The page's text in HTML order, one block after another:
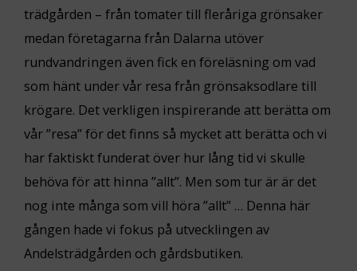
trädgården – från tomater till fleråriga grönsaker
medan företagarna från Dalarna utöver
rundvandringen även fick en föreläsning om vad
som hänt under vår resa från grönsaksodlare till
krögare. Det verkligen inspirerande att berätta om
vår ”resa” för det finns så mycket att berätta och vi
har faktiskt funderat över hur lång tid vi skulle
behöva för att hinna ”allt”. Men som tur är är det
nog inte många som vill höra ”allt” … Denna här
gången hade vi fokus på utvecklingen av
Andelsträdgården och gårdsbutiken.